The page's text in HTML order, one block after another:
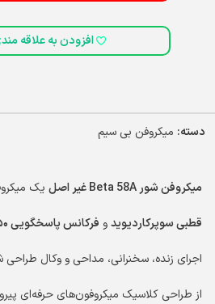
افزودن به علاقه
دسته: میکروفن بی سیم
میکروفن شور Beta 58A غیر اصل یک
قطبی سوپرکاردیویدو فرکانس پاسخگویی ۵۰ Hz تا ۱۶ kHz
اجرای زنده، سخنرانی، مداحی و وکال
از طراحی کلاسیک میکروفون‌های حرفه‌ای